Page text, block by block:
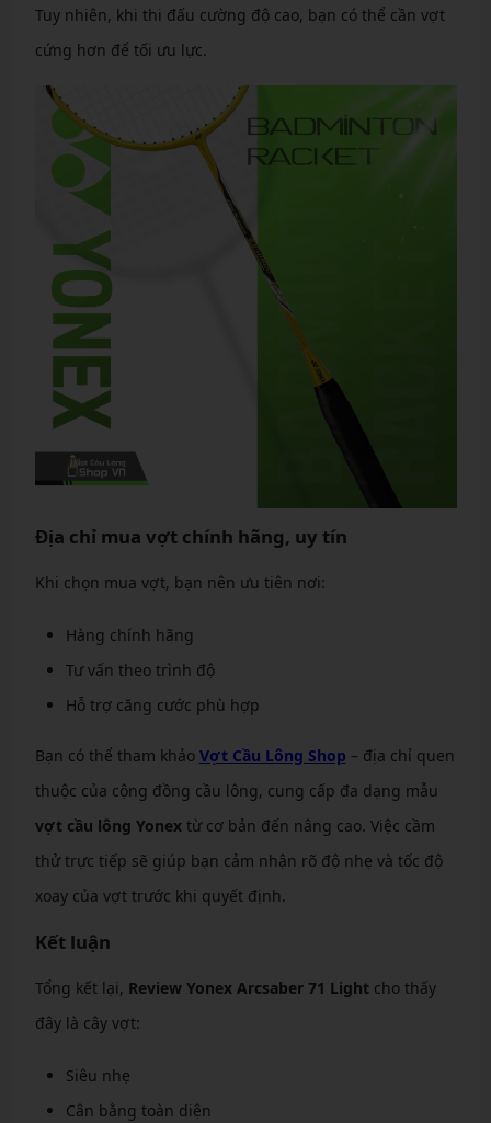
Tuy nhiên, khi thi đấu cường độ cao, bạn có thể cần vợt
cứng hơn để tối ưu lực.
Địa chỉ mua vợt chính hãng, uy tín
Khi chọn mua vợt, bạn nên ưu tiên nơi:
Hàng chính hãng
Tư vấn theo trình độ
Hỗ trợ căng cước phù hợp
Bạn có thể tham khảo Vợt Cầu Lông Shop – địa chỉ quen
thuộc của cộng đồng cầu lông, cung cấp đa dạng mẫu
vợt cầu lông Yonextừ cơ bản đến nâng cao. Việc cầm
thử trực tiếp sẽ giúp bạn cảm nhận rõ độ nhẹ và tốc độ
xoay của vợt trước khi quyết định.
Kết luận
Tổng kết lại, Review Yonex Arcsaber 71 Lightcho thấy
đây là cây vợt:
Siêu nhẹ
Cân bằng toàn diện